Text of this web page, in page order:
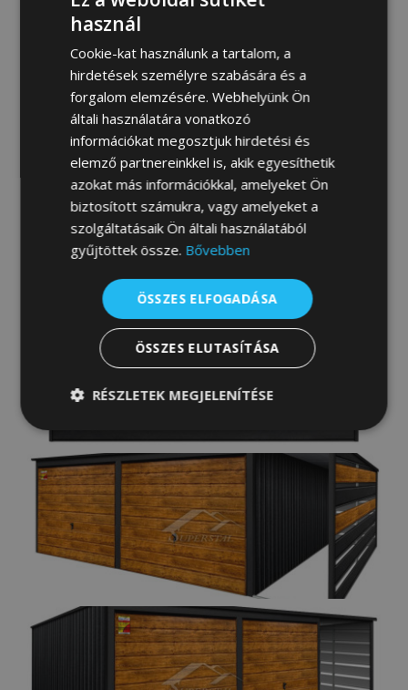
Fotógaléria:
használ
Cookie-kat használunk a tartalom, a
hirdetések személyre szabására és a
forgalom elemzésére. Webhelyünk Ön
általi használatára vonatkozó
információkat megosztjuk hirdetési és
elemző partnereinkkel is, akik egyesíthetik
azokat más információkkal, amelyeket Ön
biztosított számukra, vagy amelyeket a
szolgáltatásaik Ön általi használatából
gyűjtöttek össze. Bővebben
ÖSSZES ELFOGADÁSA
ÖSSZES ELUTASÍTÁSA
RÉSZLETEK MEGJELENÍTÉSE
szükséges
Célzás Funkcionalitás
Besorolatlan